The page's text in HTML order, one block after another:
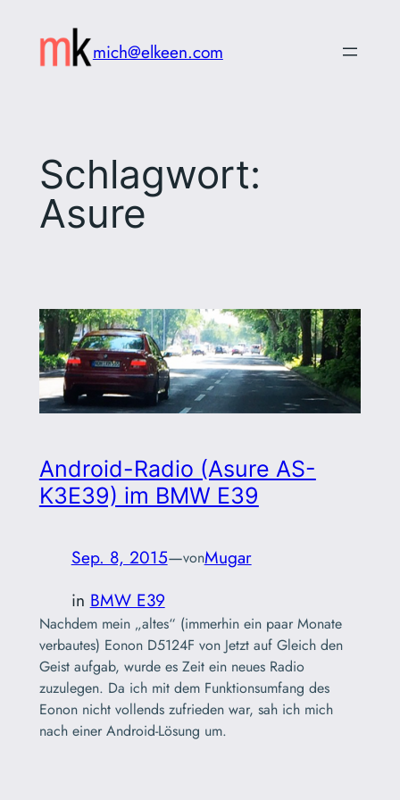
Inhalt
springen
mich@elkeen.com
Schlagwort:
Asure
Android-Radio (Asure AS-
K3E39) im BMW E39
Sep. 8, 2015—vonMugar
in BMW E39
Nachdem mein „altes“ (immerhin ein paar Monate
verbautes) Eonon D5124F von Jetzt auf Gleich den
Geist aufgab, wurde es Zeit ein neues Radio
zuzulegen. Da ich mit dem Funktionsumfang des
Eonon nicht vollends zufrieden war, sah ich mich
nach einer Android-Lösung um.